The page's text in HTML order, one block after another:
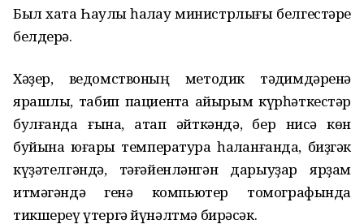
Был хаҡта Һаулыҡ һаҡлау министрлығы белгестәре
белдерә.
Хәҙер, ведомствоның методик тәҡдимдәренә
ярашлы, табип пациентҡа айырым күрһәткестәр
булғанда ғына, атап әйткәндә, бер нисә көн
буйына юғары температура һаҡланғанда, биҙгәк
күҙәтелгәндә, тәғәйенләнгән дарыуҙар ярҙам
итмәгәндә генә компьютер томографында
тикшереү үтергә йүнәлтмә бирәсәк.